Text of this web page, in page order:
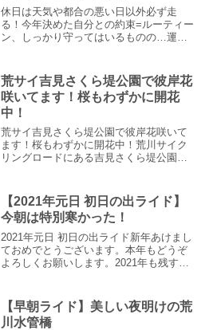
休日は天気や都合の悪い日以外必ず走
る！今年決めた自分との約束=ルーティー
ン、しっかり守ってはいるものの…運動
してこれはまずいと思ったのがこれまで
の流れ。前回は寒...
荒サイ吉見さくら堤公園で彼岸花
咲いてます！桜もわずかに開花
中！
荒サイ吉見さくら堤公園で彼岸花咲いて
ます！桜もわずかに開花中！荒川サイク
リングロードにある吉見さくら堤公園で
ます。ロードバイク乗りのみなさん、と
ても綺麗ですのでぜひ一度...
【2021年元日 初日の出ライド】
今朝は特別寒かった！
2021年元日 初日の出ライド新年あけまし
ておめでとうございます。本年もどうぞ
よろしくお願いします。2021年も残すと
スピードで過ぎ去っていきます。歳をと
ったせい...
【早朝ライド】美しい夜明けの荒
川水管橋